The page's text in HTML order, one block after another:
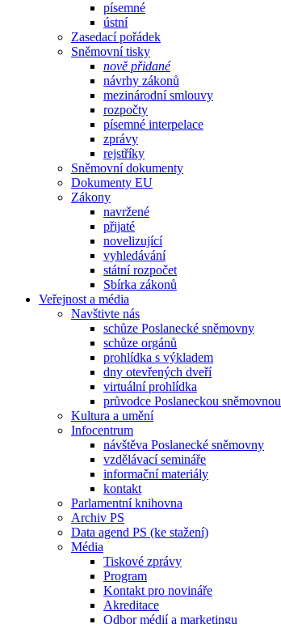
písemné
ústní
Zasedací pořádek
Sněmovní tisky
nově přidané
návrhy zákonů
mezinárodní smlouvy
rozpočty
písemné interpelace
zprávy
rejstříky
Sněmovní dokumenty
Dokumenty EU
Zákony
navržené
přijaté
novelizující
vyhledávání
státní rozpočet
Sbírka zákonů
Veřejnost a média
Navštivte nás
schůze Poslanecké sněmovny
schůze orgánů
prohlídka s výkladem
dny otevřených dveří
virtuální prohlídka
průvodce Poslaneckou sněmovnou
Kultura a umění
Infocentrum
návštěva Poslanecké sněmovny
vzdělávací semináře
informační materiály
kontakt
Parlamentní knihovna
Archiv PS
Data agend PS (ke stažení)
Média
Tiskové zprávy
Program
Kontakt pro novináře
Akreditace
Odbor médií a marketingu